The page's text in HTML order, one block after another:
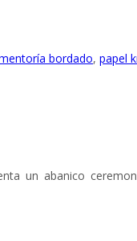
bordado, papel
un abanico